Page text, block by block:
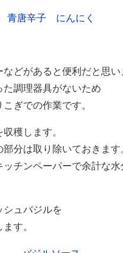
などがあると便利だと思い
調理器具がないため
ぎでの作業です。
穫します。
分は取り除いておきます
チンペーパーで余計な水
シュバジルを
す。